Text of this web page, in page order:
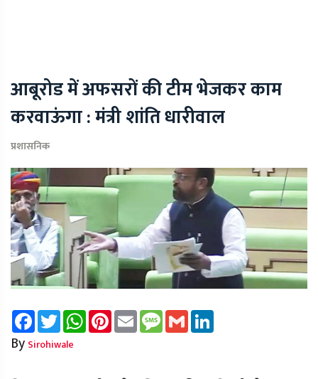
आबूरोड में अफसरों की टीम भेजकर काम
करवाऊंगा : मंत्री शांति धारीवाल
प्रशासनिक
FacebookTwitterWhatsAppPinterest
Email Message
Gmail
By Sirohiwale